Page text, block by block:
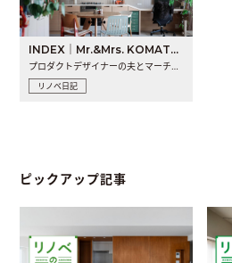
INDEX｜Mr.&Mrs. KOMATSU renovation diary
プロダクトデザイナーの夫とマーチャンダイザーの妻が、夫婦で..
リノベ日記
ピックアップ記事